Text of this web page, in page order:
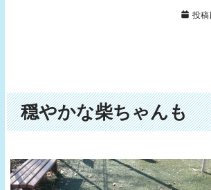
投稿
穏やかな柴ちゃんも